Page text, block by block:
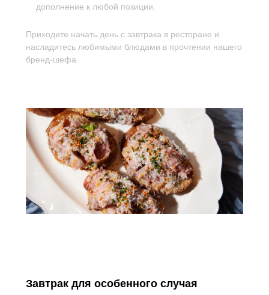
дополнение к любой позиции.
Приходите начать день с завтрака в ресторане и
насладитесь любимыми блюдами в прочтении нашего
бренд-шефа.
Завтрак для особенного случая